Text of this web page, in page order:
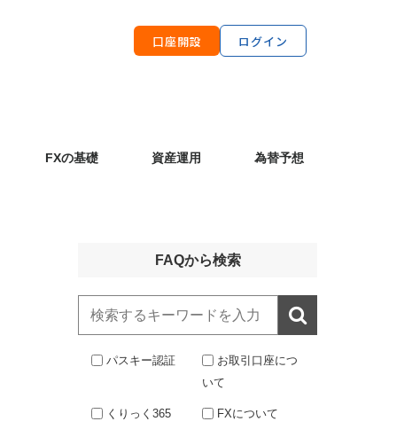
口座開設
ログイン
FXの基礎 資産運用 為替予想
FAQから検索

パスキー認証
お取引口座につ
いて
くりっく365 FXについて